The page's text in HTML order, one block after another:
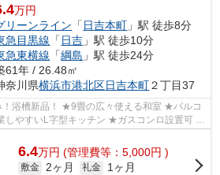
万円
リーンライン 「 日吉本町 」駅 徒歩8分
急目黒線 「 日吉 」駅 徒歩10分
急東横線 「綱島 」駅 徒歩24分
61年 / 26.48㎡
奈川県横浜市港北区日吉本町２丁目37
浴槽新品！ ★9畳の広々使える和室 ★バルコ
しやすいL字型キッチン ★ガスコンロ設置可 ★
6.4万円 (管理費等：5,000円 )
敷金 2ヶ月 礼金
1ヶ月